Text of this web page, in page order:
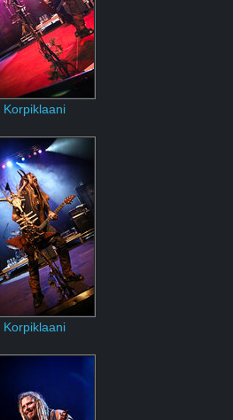
Korpiklaani
Korpiklaani